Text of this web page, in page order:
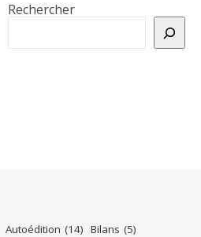
Rechercher
Autoédition (14) Bilans (5)